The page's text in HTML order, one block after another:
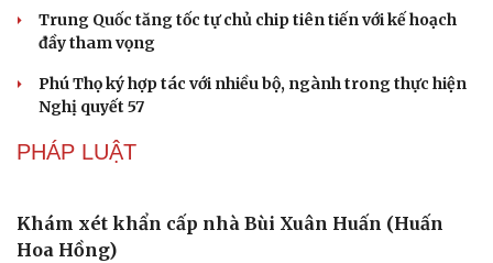
Trung Quốc tăng tốc tự chủ chip tiên tiến với kế hoạch
đầy tham vọng
Phú Thọ ký hợp tác với nhiều bộ, ngành trong thực hiện
Nghị quyết 57
PHÁP LUẬT
Khám xét khẩn cấp nhà Bùi Xuân Huấn (Huấn
Hoa Hồng)